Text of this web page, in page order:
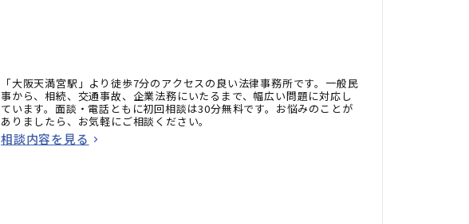
「大阪天満宮駅」より徒歩7分のアクセスの良い法律事務所です。一般民
事から、相続、交通事故、企業法務にいたるまで、幅広い問題に対応し
ています。面談・電話ともに初回相談は30分無料です。お悩みのことが
ありましたら、お気軽にご相談ください。
相談内容を見る